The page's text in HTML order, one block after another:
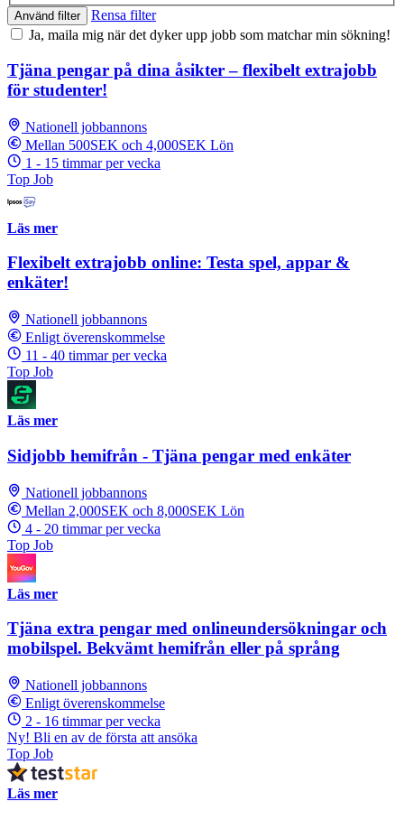
Använd filter
Rensa filter
Ja, maila mig när det dyker upp jobb som matchar min sökning!
Tjäna pengar på dina åsikter – flexibelt extrajobb
för studenter!
Nationell jobbannons
Mellan 500SEK och 4,000SEK Lön
1 - 15 timmar per vecka
Top Job
Läs mer
Flexibelt extrajobb online: Testa spel, appar &
enkäter!
Nationell jobbannons
Enligt överenskommelse
11 - 40 timmar per vecka
Top Job
Läs mer
Sidjobb hemifrån - Tjäna pengar med enkäter
Nationell jobbannons
Mellan 2,000SEK och 8,000SEK Lön
4 - 20 timmar per vecka
Top Job
Läs mer
Tjäna extra pengar med onlineundersökningar och
mobilspel. Bekvämt hemifrån eller på språng
Nationell jobbannons
Enligt överenskommelse
2 - 16 timmar per vecka
Ny! Bli en av de första att ansöka
Top Job
Läs mer